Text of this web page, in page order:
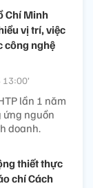
Chí Minh
vị trí, việc
công nghệ
lần 1 năm
ứng nguồn
doanh.
thiết thực
chí Cách